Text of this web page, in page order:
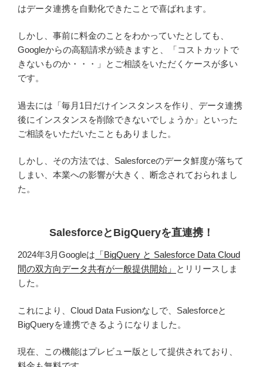
はデータ連携を自動化できたことで喜ばれます。
しかし、事前に料金のことをわかっていたとしても、
Googleからの高額請求が続きますと、「コストカットで
きないものか・・・」とご相談をいただくケースが多い
です。
過去には「毎月1日だけインスタンスを作り、データ連携
後にインスタンスを削除できないでしょうか」といった
ご相談をいただいたこともありました。
しかし、その方法では、Salesforceのデータ鮮度が落ちて
しまい、本業への影響が大きく、断念されておられまし
た。
SalesforceとBigQueryを直連携！
2024年3月Googleは 「BigQuery と Salesforce Data Cloud
間の双方向データ共有が一般提供開始」
とリリースしま
した。
これにより、Cloud Data Fusionなしで、Salesforceと
BigQueryを連携できるようになりました。
現在、この機能はプレビュー版として提供されており、